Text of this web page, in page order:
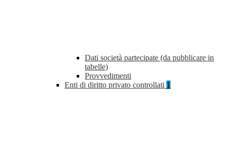
Dati società partecipate (da pubblicare in
tabelle)
Provvedimenti
Enti di diritto privato controllati 1